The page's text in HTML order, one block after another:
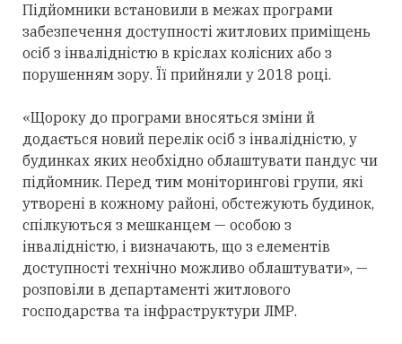
Підйомники встановили в межах програми
забезпечення доступності житлових приміщень
осіб з інвалідністю в кріслах колісних або з
порушенням зору. Її прийняли у 2018 році.
«Щороку до програми вносяться зміни й
додається новий перелік осіб з інвалідністю, у
будинках яких необхідно облаштувати пандус чи
підйомник. Перед тим моніторингові групи, які
утворені в кожному районі, обстежують будинок,
спілкуються з мешканцем — особою з
інвалідністю, і визначають, що з елементів
доступності технічно можливо облаштувати», —
розповіли в департаменті житлового
господарства та інфраструктури ЛМР.